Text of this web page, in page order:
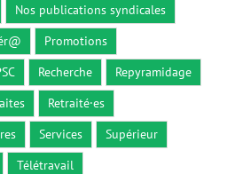
Nos publications syndicales
Promotions
Recherche
Repyramidage
Retraité·es
Services
Supérieur
Télétravail